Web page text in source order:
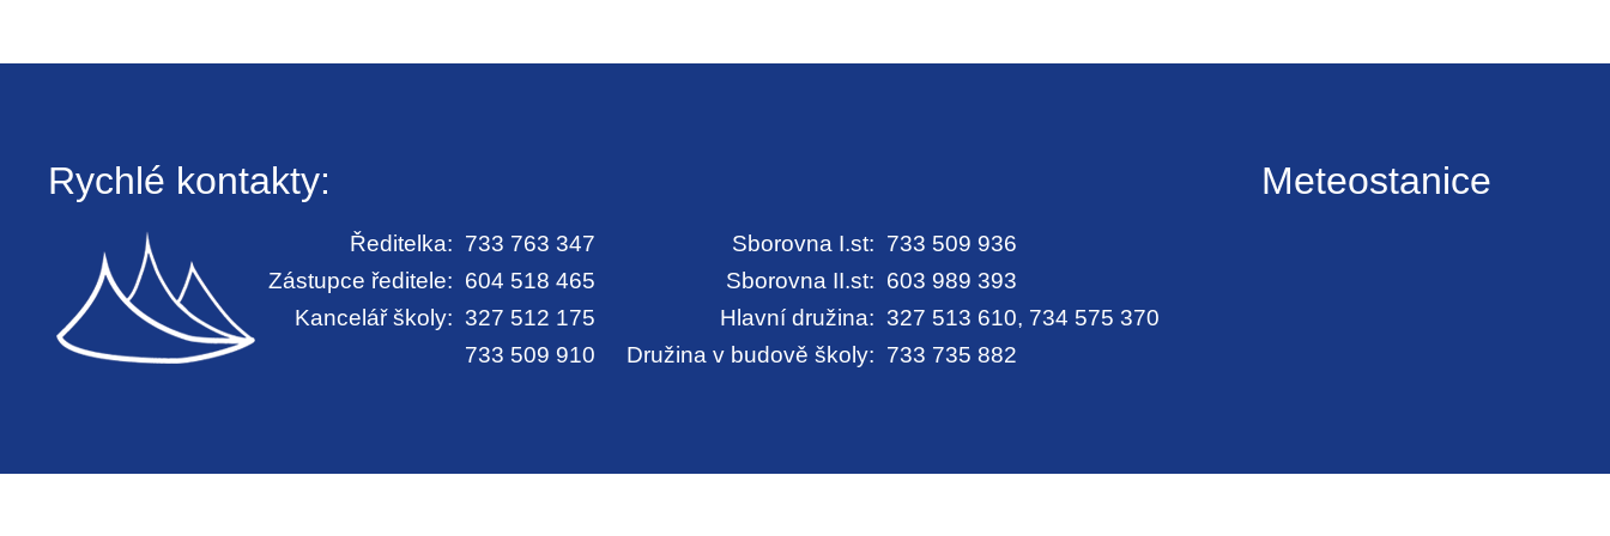
Rychlé kontakty:
Ředitelka: 733 763 347 Sborovna I.st: 733 509 936
Zástupce ředitele: 604 518 465 Sborovna II.st: 603 989 393
Kancelář školy: 327 512 175 Hlavní družina: 327 513 610, 734 575 370
733 509 910
Družina v budově školy: 733 735 882
Meteostanice